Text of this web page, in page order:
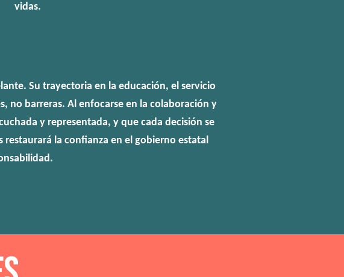
vidas.
Su trayectoria en la educación, el servicio
no barreras. Al enfocarse en la colaboración y
y representada, y que cada decisión se
la confianza en el gobierno estatal